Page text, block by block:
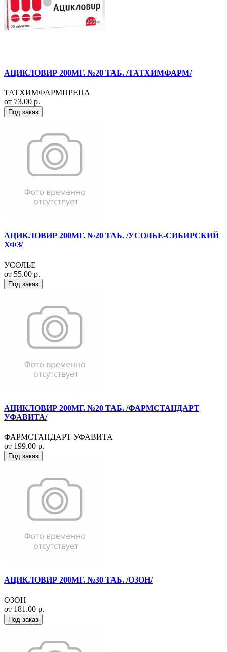
АЦИКЛОВИР 200МГ. №20 ТАБ. /ТАТХИМФАРМ/
ТАТХИМФАРМПРЕПА
от 73.00 р.
Под заказ
АЦИКЛОВИР 200МГ. №20 ТАБ. /УСОЛЬЕ-СИБИРСКИЙ
ХФЗ/
УСОЛЬЕ
от 55.00 р.
Под заказ
АЦИКЛОВИР 200МГ. №20 ТАБ. /ФАРМСТАНДАРТ
УФАВИТА/
ФАРМСТАНДАРТ УФАВИТА
от 199.00 р.
Под заказ
АЦИКЛОВИР 200МГ. №30 ТАБ. /ОЗОН/
ОЗОН
от 181.00 р.
Под заказ